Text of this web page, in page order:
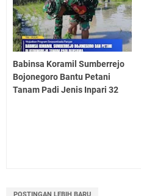
Babinsa Koramil Sumberrejo
Bojonegoro Bantu Petani
Tanam Padi Jenis Inpari 32
POSTINGAN LEBIH BARU